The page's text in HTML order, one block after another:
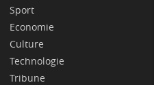
Sport
Economie
Culture
Technologie
Tribune